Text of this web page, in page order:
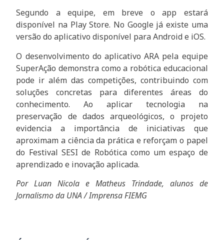
Segundo a equipe, em breve o app estará
disponível na Play Store. No Google já existe uma
versão do aplicativo disponível para Android e iOS.
O desenvolvimento do aplicativo ARA pela equipe
SuperAção demonstra como a robótica educacional
pode ir além das competições, contribuindo com
soluções concretas para diferentes áreas do
conhecimento. Ao aplicar tecnologia na
preservação de dados arqueológicos, o projeto
evidencia a importância de iniciativas que
aproximam a ciência da prática e reforçam o papel
do Festival SESI de Robótica como um espaço de
aprendizado e inovação aplicada.
Por Luan Nicola e Matheus Trindade, alunos de
Jornalismo da UNA / Imprensa FIEMG